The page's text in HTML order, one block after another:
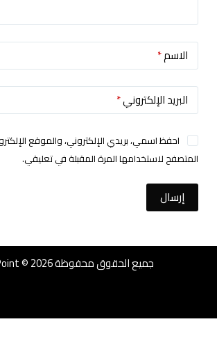
الاسم*
البريد الإلكتروني*
احفظ اسمي، بريدي الإلكتروني، والموقع
المتصفح لاستخدامها المرة المقبلة في تعليقي.
إرسال
جميع الحقوق محفوظة Vape Point © 2026